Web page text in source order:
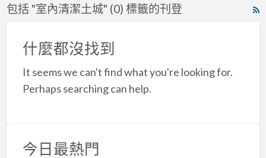
包括 "室內清潔土城" (0) 標籤的刊登
什麼都沒找到
It seems we can't find what you're looking for.
Perhaps searching can help.
今日最熱門